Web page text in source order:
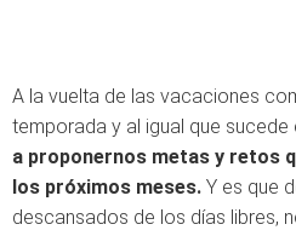
A la vuelta de las vacaciones
temporada y al igual que sucede
a proponernos metas y retos
los próximos meses. Y es que
descansados de los días libres,